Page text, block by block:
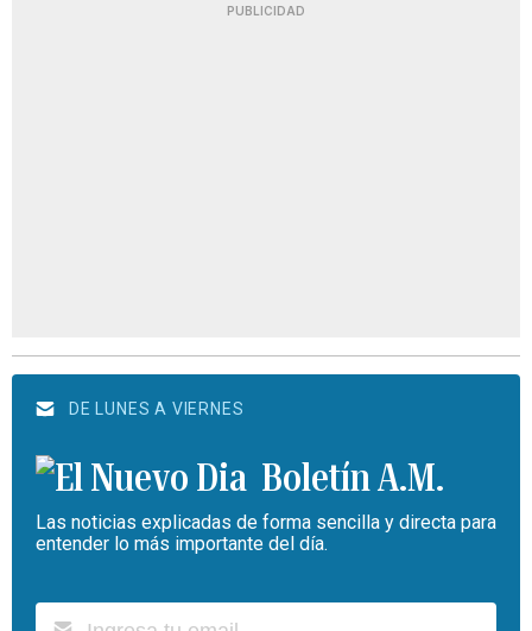
PUBLICIDAD
DE LUNES A VIERNES
Boletín A.M.
Las noticias explicadas de forma sencilla y directa para
entender lo más importante del día.